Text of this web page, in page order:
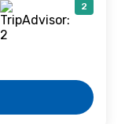
2